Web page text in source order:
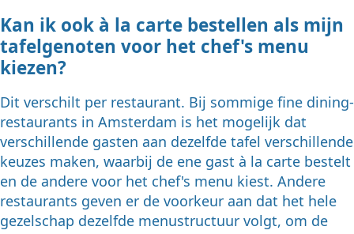
Kan ik ook à la carte bestellen als mijn
tafelgenoten voor het chef's menu
kiezen?
Dit verschilt per restaurant. Bij sommige fine dining-
restaurants in Amsterdam is het mogelijk dat
verschillende gasten aan dezelfde tafel verschillende
keuzes maken, waarbij de ene gast à la carte bestelt
en de andere voor het chef's menu kiest. Andere
restaurants geven er de voorkeur aan dat het hele
gezelschap dezelfde menustructuur volgt, om de